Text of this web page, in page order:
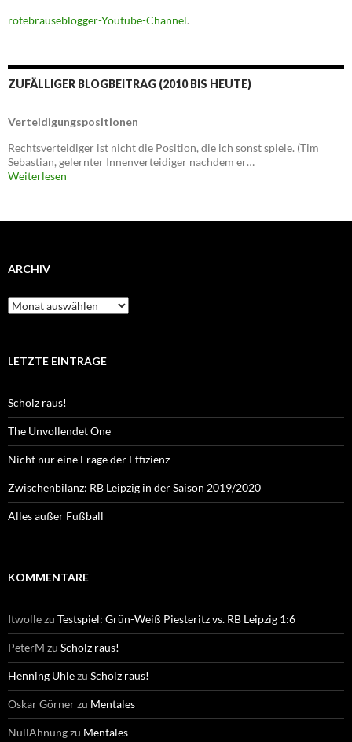
rotebrauseblogger-Youtube-Channel.
ZUFÄLLIGER BLOGBEITRAG (2010 BIS HEUTE)
Verteidigungspositionen
Rechtsverteidiger ist nicht die Position, die ich sonst spiele. (Tim
Sebastian, gelernter Innenverteidiger nachdem er…
Weiterlesen
ARCHIV
Archiv
LETZTE EINTRÄGE
Scholz raus!
The Unvollendet One
Nicht nur eine Frage der Effizienz
Zwischenbilanz: RB Leipzig in der Saison 2019/2020
Alles außer Fußball
KOMMENTARE
Itwollezu Testspiel: Grün-Weiß Piesteritz vs. RB Leipzig 1:6
PeterM zu Scholz raus!
Henning Uhlezu Scholz raus!
Oskar Görnerzu Mentales
NullAhnungzu Mentales